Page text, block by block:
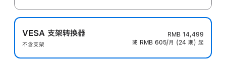
VESA 支架转换器
不含支架
RMB 14,499
或 RMB 605/月 (24 期) 起